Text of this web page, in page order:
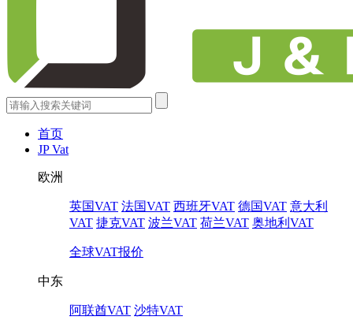
首页
JP Vat
欧洲
英国VAT 法国VAT 西班牙VAT 德国VAT 意大利
VAT 捷克VAT 波兰VAT 荷兰VAT 奥地利VAT
全球VAT报价
中东
阿联酋VAT 沙特VAT